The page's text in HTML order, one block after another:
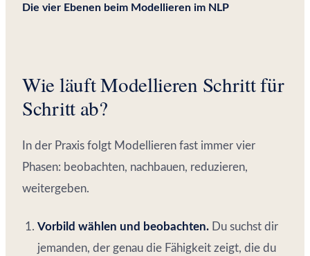
Die vier Ebenen beim Modellieren im NLP
Wie läuft Modellieren Schritt für
Schritt ab?
In der Praxis folgt Modellieren fast immer vier
Phasen: beobachten, nachbauen, reduzieren,
weitergeben.
Vorbild wählen und beobachten. Du suchst dir
jemanden, der genau die Fähigkeit zeigt, die du